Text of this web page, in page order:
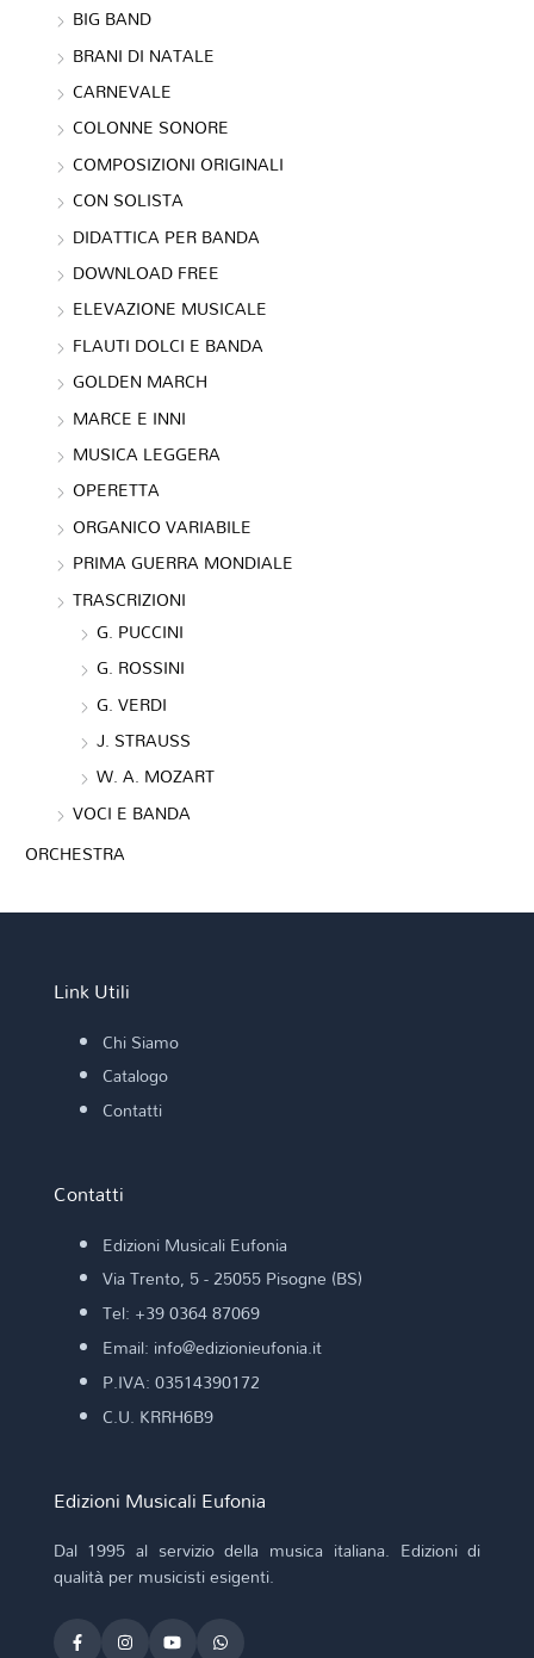
BIG BAND
BRANI DI NATALE
CARNEVALE
COLONNE SONORE
COMPOSIZIONI ORIGINALI
CON SOLISTA
DIDATTICA PER BANDA
DOWNLOAD FREE
ELEVAZIONE MUSICALE
FLAUTI DOLCI E BANDA
GOLDEN MARCH
MARCE E INNI
MUSICA LEGGERA
OPERETTA
ORGANICO VARIABILE
PRIMA GUERRA MONDIALE
TRASCRIZIONI
G. PUCCINI
G. ROSSINI
G. VERDI
J. STRAUSS
W. A. MOZART
VOCI E BANDA
ORCHESTRA
Link Utili
Chi Siamo
Catalogo
Contatti
Contatti
Edizioni Musicali Eufonia
Via Trento, 5 - 25055 Pisogne (BS)
Tel: +39 0364 87069
Email: info@edizionieufonia.it
P.IVA: 03514390172
C.U. KRRH6B9
Edizioni Musicali Eufonia
Dal 1995 al servizio della musica italiana. Edizioni di
qualità per musicisti esigenti.